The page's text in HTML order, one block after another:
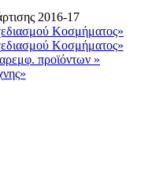
2016-17
Κοσμήματος»
Κοσμήματος»
προϊόντων »